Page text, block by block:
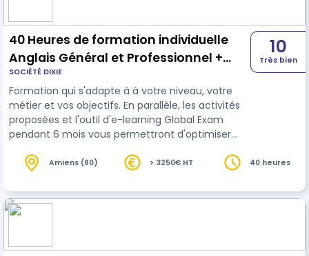
40 Heures de formation individuelle
Anglais Général et Professionnel +
passage du Test English 360°
SOCIÉTÉ DIXIE
Formation qui s'adapte à à votre niveau, votre
métier et vos objectifs. En parallèle, les activités
proposées et l'outil d'e-learning Global Exam
pendant 6 mois vous permettront d'optimiser
10
Très bien
Amiens (80) > 3250€ HT 40 heures